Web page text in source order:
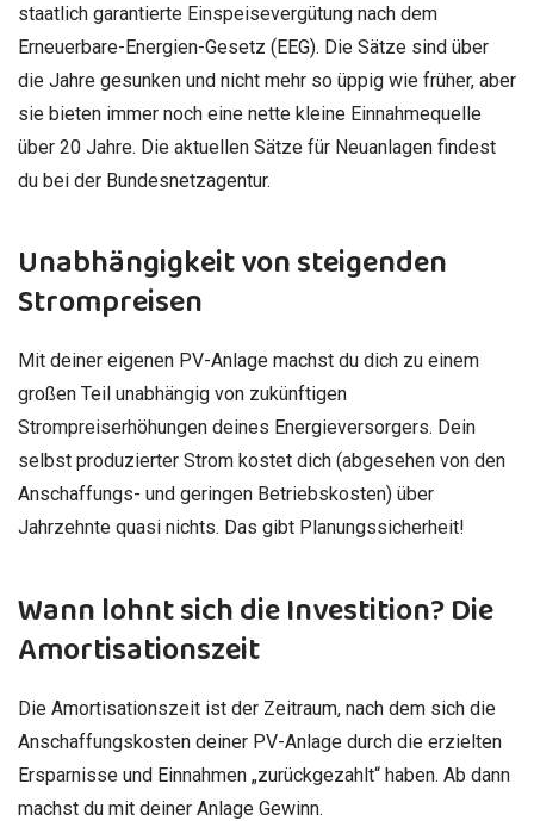
staatlich garantierte Einspeisevergütung nach dem
Erneuerbare-Energien-Gesetz (EEG). Die Sätze sind über
die Jahre gesunken und nicht mehr so üppig wie früher, aber
sie bieten immer noch eine nette kleine Einnahmequelle
über 20 Jahre. Die aktuellen Sätze für Neuanlagen findest
du bei der Bundesnetzagentur.
Unabhängigkeit von steigenden
Strompreisen
Mit deiner eigenen PV-Anlage machst du dich zu einem
großen Teil unabhängig von zukünftigen
Strompreiserhöhungen deines Energieversorgers. Dein
selbst produzierter Strom kostet dich (abgesehen von den
Anschaffungs- und geringen Betriebskosten) über
Jahrzehnte quasi nichts. Das gibt Planungssicherheit!
Wann lohnt sich die Investition? Die
Amortisationszeit
Die Amortisationszeit ist der Zeitraum, nach dem sich die
Anschaffungskosten deiner PV-Anlage durch die erzielten
Ersparnisse und Einnahmen „zurückgezahlt“ haben. Ab dann
machst du mit deiner Anlage Gewinn.